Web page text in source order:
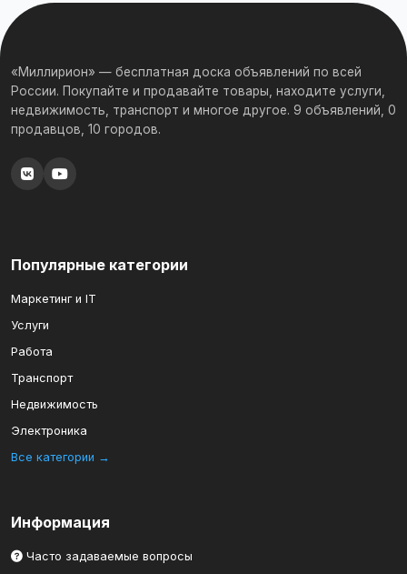
«Миллирион» — бесплатная доска объявлений по всей
России. Покупайте и продавайте товары, находите услуги,
недвижимость, транспорт и многое другое. 9 объявлений, 0
продавцов, 10 городов.
Популярные категории
Маркетинг и IT
Услуги
Работа
Транспорт
Недвижимость
Электроника
Все категории →
Информация
Часто задаваемые вопросы